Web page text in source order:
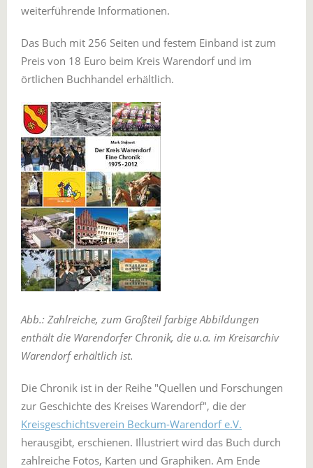
weiterführende Informationen.
Das Buch mit 256 Seiten und festem Einband ist zum
Preis von 18 Euro beim Kreis Warendorf und im
örtlichen Buchhandel erhältlich.
Abb.: Zahlreiche, zum Großteil farbige Abbildungen
enthält die Warendorfer Chronik, die u.a. im Kreisarchiv
Warendorf erhältlich ist.
Die Chronik ist in der Reihe "Quellen und Forschungen
zur Geschichte des Kreises Warendorf", die der
Kreisgeschichtsverein Beckum-Warendorf e.V.
herausgibt, erschienen. Illustriert wird das Buch durch
zahlreiche Fotos, Karten und Graphiken. Am Ende